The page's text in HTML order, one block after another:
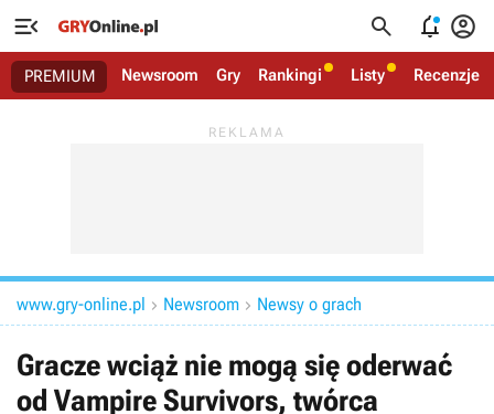
   
PREMIUM Newsroom Gry Rankingi Listy Recenzje
www.gry-online.pl  Newsroom  Newsy o grach
Gracze wciąż nie mogą się oderwać
od Vampire Survivors, twórca